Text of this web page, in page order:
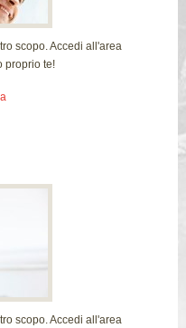
scopo. Accedi all'area
proprio te!
scopo. Accedi all'area